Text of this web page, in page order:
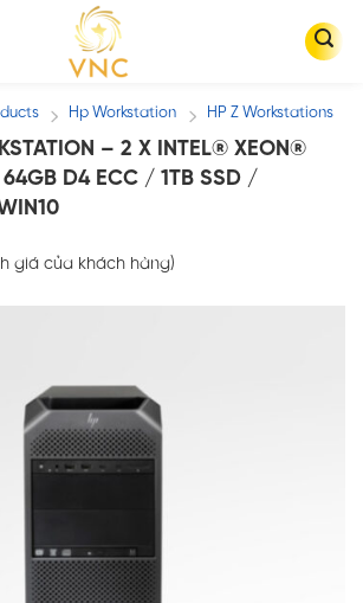
/ Hp Workstation / HP Z Workstations
– 2 X INTEL® XEON®
64GB D4 ECC / 1TB SSD /
giá của khách hàng)